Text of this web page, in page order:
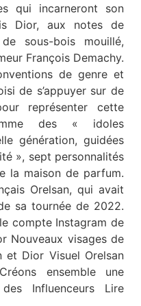
qui incarneront son
Dior, aux notes de
sous-bois mouillé,
François Demachy.
de genre et
de s’appuyer sur de
représenter cette
des « idoles
génération, guidées
», sept personnalités
la maison de parfum.
Orelsan, qui avait
sa tournée de 2022.
compte Instagram de
Nouveaux visages de
et Dior Visuel Orelsan
ensemble une
Influenceurs Lire